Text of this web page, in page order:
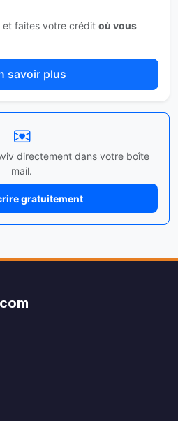
et faites votre crédit où vous
savoir plus
directement dans votre boîte
mail.
gratuitement